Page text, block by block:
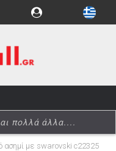
ασημί με swarovski c22325